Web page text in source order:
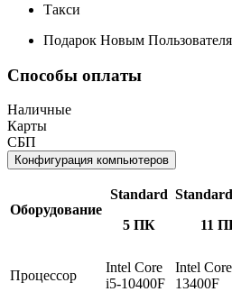
Такси
Подарок Новым
Способы оплаты
Наличные
Карты
СБП
Конфигурация компьютеров
Оборудование
Standard
5 ПК
11
Процессор
Intel Core
i5-10400F
Intel
13400F